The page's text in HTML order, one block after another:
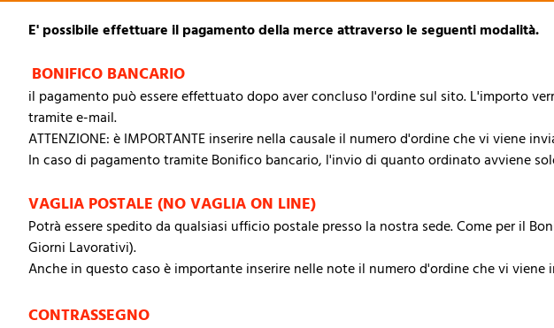
E' possibile effettuare il pagamento della merce attraverso le seguenti modalità.
BONIFICO BANCARIO
il pagamento può essere effettuato dopo aver concluso l'ordine sul sito. L'importo
tramite e-mail.
ATTENZIONE: è IMPORTANTE inserire nella causale il numero d'ordine che vi
In caso di pagamento tramite Bonifico bancario, l'invio di quanto ordinato avviene
VAGLIA POSTALE (NO VAGLIA ON LINE)
Potrà essere spedito da qualsiasi ufficio postale presso la nostra sede. Come per il
Giorni Lavorativi).
Anche in questo caso è importante inserire nelle note il numero d'ordine che vi
CONTRASSEGNO